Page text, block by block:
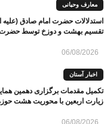
معارف وحیانی
استدلالات حضرت امام صادق (علیه
تقسیم بهشت و دوزخ توسط
06/08/2026
اخبار آستان
تکمیل مقدمات برگزاری دهمین
زیارت اربعین با محوریت هشت
06/08/2026